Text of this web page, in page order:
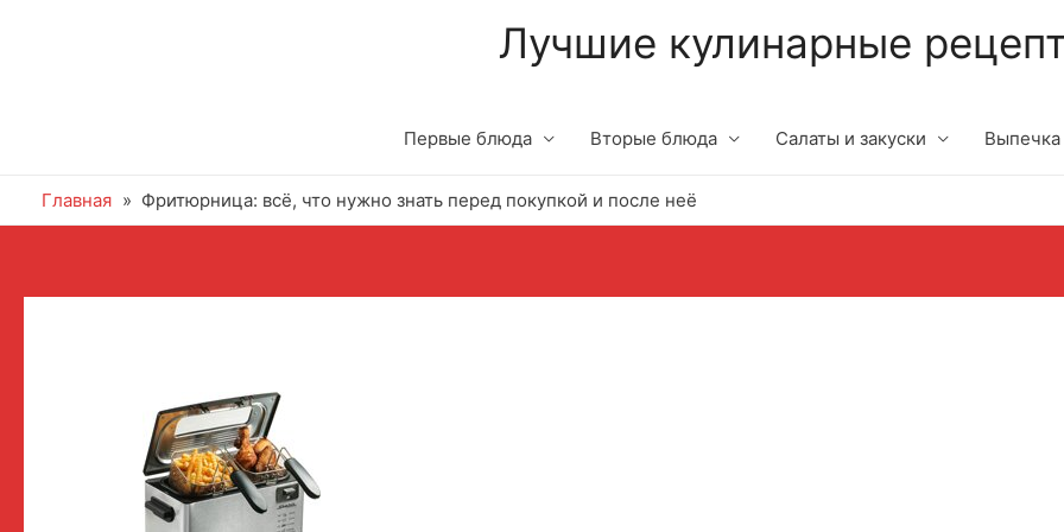
Лучшие кулинарные
Первые блюда Вторые блюда Салаты и закуски Выпечка
Главная Фритюрница: всё, что нужно знать перед покупкой и после неё